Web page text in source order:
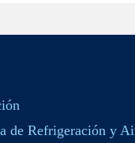
de Refrigeración y